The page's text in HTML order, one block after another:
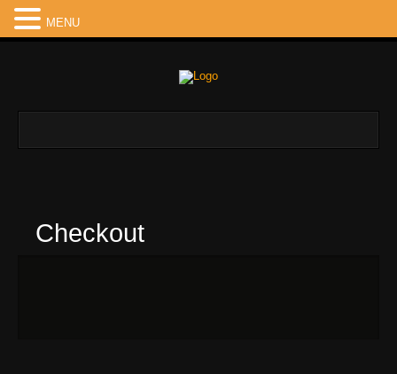
Checkout
MENU